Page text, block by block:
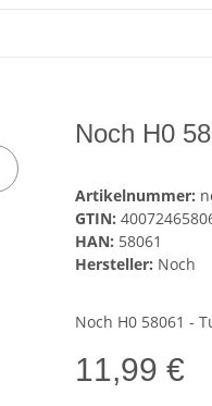
Noch H0
Artikelnummer:
GTIN:
HAN: 58061
Hersteller: Noch
Noch H0 58061 -
11,99 €